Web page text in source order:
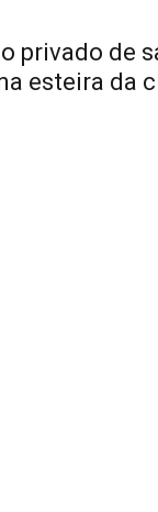
privado de
esteira da